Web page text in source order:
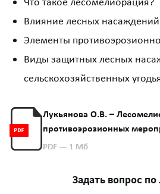
Влияние лесных насаждений
Элементы
Виды защитных лесных
сельскохозяйственных
Лукьянова О.В. –
противоэрозионных
PDF — 1 Мб
Задать вопрос по